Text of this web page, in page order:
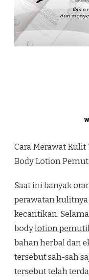
Cara Merawat
Body Lotion
Saat ini banyak
perawatan
kecantikan.
bodylotion
bahan herbal dan
tersebut sah-sah
tersebut telah